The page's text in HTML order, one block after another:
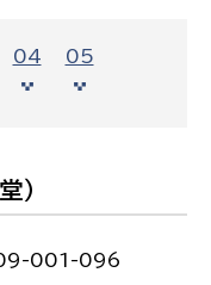
04 05
）
001-096